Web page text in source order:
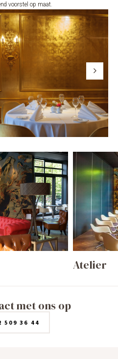
voorstel op maat.
Atelier
met ons op
509 36 44